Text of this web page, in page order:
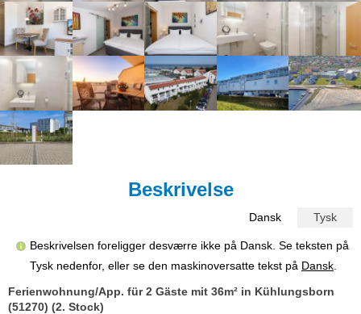
Beskrivelse
Dansk Tysk
Beskrivelsen foreligger desværre ikke på Dansk. Se teksten på
Tysk nedenfor, eller se den maskinoversatte tekst på Dansk
Ferienwohnung/App. für 2 Gäste mit 36m² in Kühlungsborn
(51270) (2. Stock)